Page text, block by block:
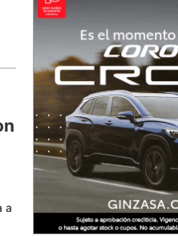
a